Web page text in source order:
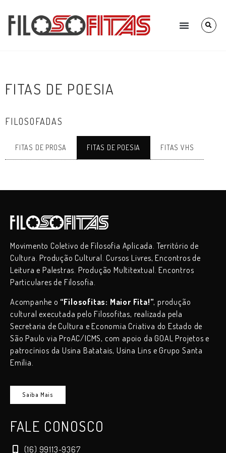
FITAS DE POESIA
FILOSOFADAS
FITAS DE PROSA FITAS DE POESIA FITAS VHS
Movimento Coletivo de Filosofia Aplicada. Território de
Cultura. Produção Cultural. Cursos Livres, Encontros de
Leitura e Palestras. Produção Multitextual. Encontros
Particulares de Filosofia.
Acompanhe o “Filosofitas: Maior Fita!”, produção
cultural executada pelo Filosofitas, realizada pela
Secretaria de Cultura e Economia Criativa do Estado de
São Paulo via ProAC/ICMS, com apoio da GOAL Projetos e
patrocínios da Usina Batatais, Usina Lins e Grupo Santa
Emília.
Saiba Mais
FALE CONOSCO
(16) 99113-9367